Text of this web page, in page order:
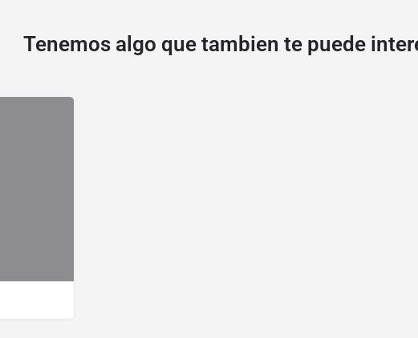
Tenemos algo que tambien te puede